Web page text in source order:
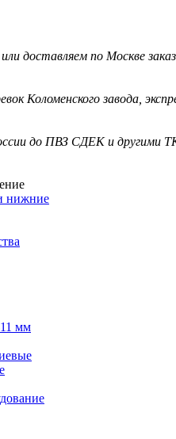
доставляем по Москве
Коломенского завода,
до ПВЗ СДЕК и другими
нижние
мм